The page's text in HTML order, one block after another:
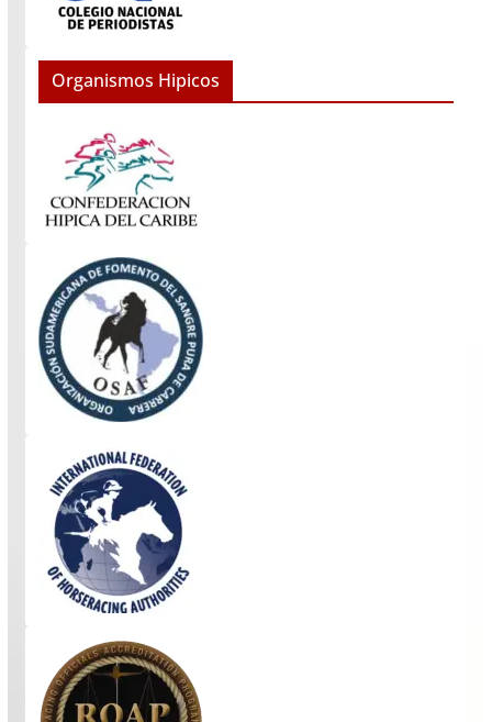
Organismos Hipicos